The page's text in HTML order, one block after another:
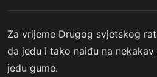
Za vrijeme Drugog svjetskog
da jedu i tako naiđu na
jedu gume.